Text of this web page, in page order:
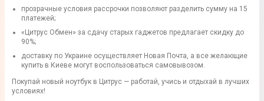
прозрачные условия рассрочки позволяют разделить сумму на 15
платежей;
«Цитрус Обмен» за сдачу старых гаджетов предлагает скидку до
90%;
доставку по Украине осуществляет Новая Почта, а все желающие
купить в Киеве могут воспользоваться самовывозом.
Покупай новый ноутбук в Цитрус — работай, учись и отдыхай в лучших
условиях!